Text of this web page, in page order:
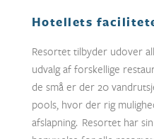
Hotellets
Resortet tilbyder udover
udvalg af forskellige
de små er der 20
pools, hvor der rig
afslapning. Resortet har